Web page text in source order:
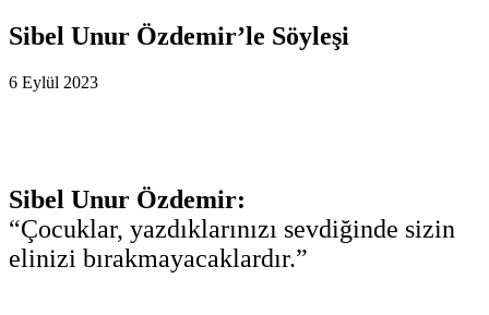
Sibel Unur Özdemir’le Söyleşi
6 Eylül 2023
Sibel Unur Özdemir:
“Çocuklar, yazdıklarınızı sevdiğinde sizin
elinizi bırakmayacaklardır.”